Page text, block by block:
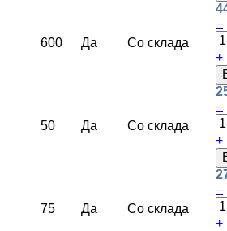
600 Да Со склада
–
+
50 Да Со склада
–
+
75 Да Со склада
–
+